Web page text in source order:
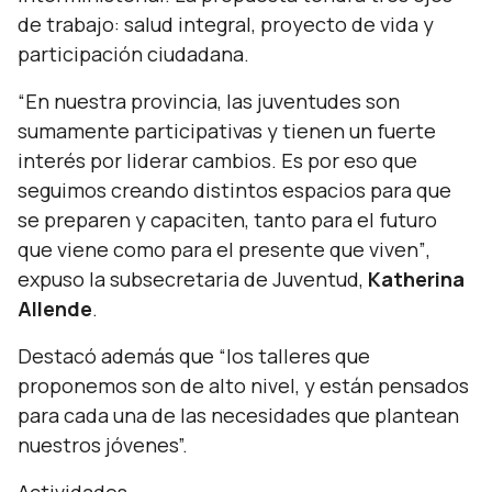
de trabajo: salud integral, proyecto de vida y
participación ciudadana.
“En nuestra provincia, las juventudes son
sumamente participativas y tienen un fuerte
interés por liderar cambios. Es por eso que
seguimos creando distintos espacios para que
se preparen y capaciten, tanto para el futuro
que viene como para el presente que viven”,
expuso la subsecretaria de Juventud, Katherina
Allende.
Destacó además que “los talleres que
proponemos son de alto nivel, y están pensados
para cada una de las necesidades que plantean
nuestros jóvenes”.